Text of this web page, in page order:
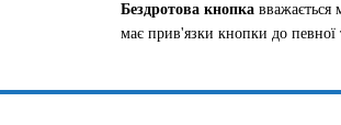
Бездротова кнопка вважається
має прив'язки кнопки до певної